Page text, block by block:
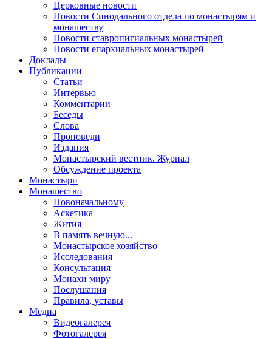
Церковные новости
Новости Синодального отдела по монастырям и
монашеству
Новости ставропигиальных монастырей
Новости епархиальных монастырей
Доклады
Публикации
Статьи
Интервью
Комментарии
Беседы
Слова
Проповеди
Издания
Монастырский вестник. Журнал
Обсуждение проекта
Монастыри
Монашество
Новоначальному
Аскетика
Жития
В память вечную...
Монастырское хозяйство
Исследования
Консультация
Монахи миру
Послушания
Правила, уставы
Медиа
Видеогалерея
Фотогалерея